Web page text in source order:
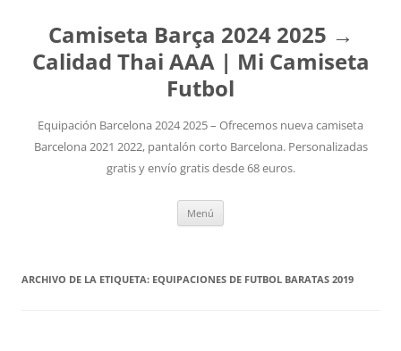
Camiseta Barça 2024 2025 →
Calidad Thai AAA | Mi Camiseta
Futbol
Equipación Barcelona 2024 2025 – Ofrecemos nueva camiseta
Barcelona 2021 2022, pantalón corto Barcelona. Personalizadas
gratis y envío gratis desde 68 euros.
Menú
ARCHIVO DE LA ETIQUETA: EQUIPACIONES DE FUTBOL BARATAS 2019